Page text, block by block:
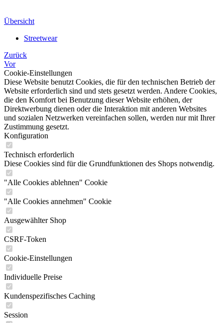
Übersicht
Streetwear
Zurück
Vor
Cookie-Einstellungen
Diese Website benutzt Cookies, die für den technischen Betrieb der
Website erforderlich sind und stets gesetzt werden. Andere Cookies,
die den Komfort bei Benutzung dieser Website erhöhen, der
Direktwerbung dienen oder die Interaktion mit anderen Websites
und sozialen Netzwerken vereinfachen sollen, werden nur mit Ihrer
Zustimmung gesetzt.
Konfiguration
Technisch erforderlich
Diese Cookies sind für die Grundfunktionen des Shops notwendig.
"Alle Cookies ablehnen" Cookie
"Alle Cookies annehmen" Cookie
Ausgewählter Shop
CSRF-Token
Cookie-Einstellungen
Individuelle Preise
Kundenspezifisches Caching
Session